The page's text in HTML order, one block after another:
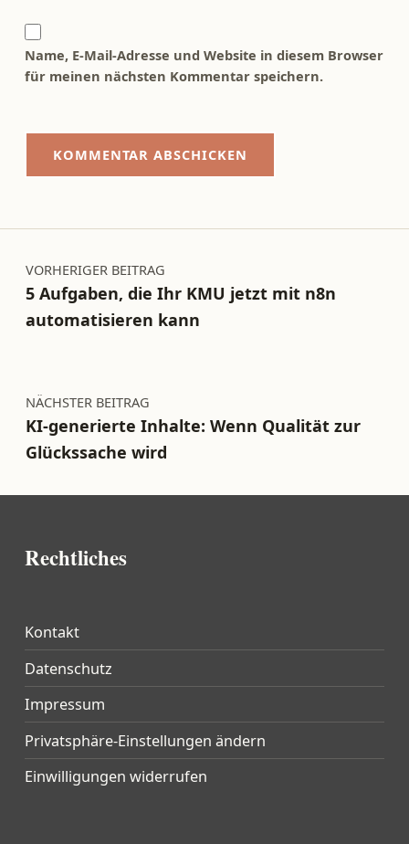
Name, E-Mail-Adresse und Website in diesem Browser
für meinen nächsten Kommentar speichern.
Beitragsnavigation
VORHERIGER BEITRAG
5 Aufgaben, die Ihr KMU jetzt mit n8n
automatisieren kann
NÄCHSTER BEITRAG
KI-generierte Inhalte: Wenn Qualität zur
Glückssache wird
Rechtliches
Kontakt
Datenschutz
Impressum
Privatsphäre-Einstellungen ändern
Einwilligungen widerrufen